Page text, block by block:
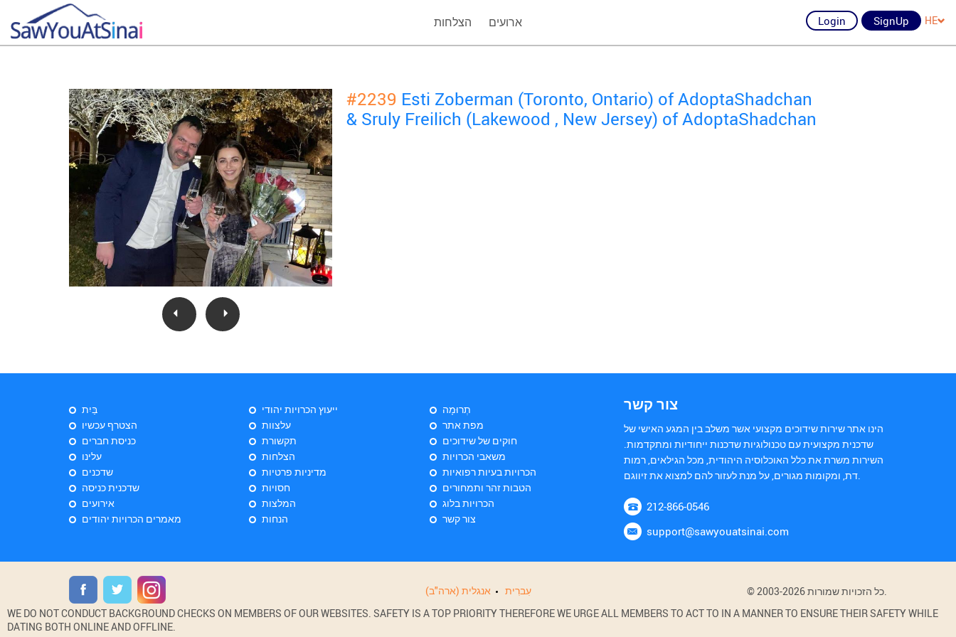
הצלחות ארועים Login SignUp HE
#2239 Esti Zoberman (Toronto, Ontario) of AdoptaShadchan
& Sruly Freilich (Lakewood , New Jersey) of AdoptaShadchan
בַּיִת
הצטרף עכשיו
כניסת חברים
עלינו
שדכנים
שדכנית כניסה
אירועים
מאמרים הכרויות יהודים
ייעוץ הכרויות יהודי
עלצוות
תקשורת
הצלחות
מדיניות פרטיות
חסויות
המלצות
הנחות
תְרוּמָה
מפת אתר
חוקים של שידוכים
משאבי הכרויות
הכרויות בעיות רפואיות
הטבות זהר ותמחורים
הכרויות בלוג
צור קשר
צור קשר
הינו אתר שירות שידוכים מקצועי אשר משלב בין המגע האישי של
שדכנית מקצועית עם טכנולוגיות שדכנות ייחודיות ומתקדמות.
השירות משרת את כלל האוכלוסיה היהודית, מכל הגילאים, רמות
212-866-0546
support@sawyouatsinai.com
אנגלית (ארה"ב) עִברִית
WE DO NOT CONDUCT BACKGROUND CHECKS ON MEMBERS OF OUR WEBSITES. SAFETY IS A TOP PRIORITY THEREFORE WE URGE ALL MEMBERS TO ACT TO IN A MANNER TO ENSURE THEIR SAFETY WHILE
DATING BOTH ONLINE AND OFFLINE.